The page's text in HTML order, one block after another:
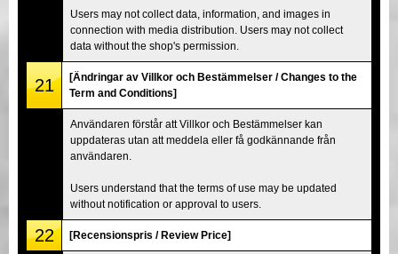
Users may not collect data, information, and images in
connection with media distribution. Users may not collect
data without the shop's permission.
21
[Ändringar av Villkor och Bestämmelser / Changes to the
Term and Conditions]
Användaren förstår att Villkor och Bestämmelser kan
uppdateras utan att meddela eller få godkännande från
användaren.
Users understand that the terms of use may be updated
without notification or approval to users.
22 [Recensionspris / Review Price]